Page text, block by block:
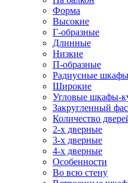
Форма
Высокие
Г-образные
Длинные
Низкие
П-образные
Радиусные
Широкие
Угловые шкафы-
Закругленный
Количество
2-х дверные
3-х дверные
4-х дверные
Особенности
Во всю стену